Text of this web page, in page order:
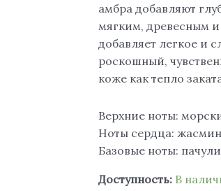
амбра добавляют
мягким, древесным
добавляет легкое и
роскошный,
коже как тепло
Верхние ноты:
Ноты сердца:
Базовые ноты:
Доступность: В